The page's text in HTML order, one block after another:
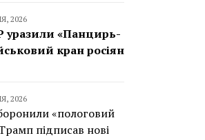
2026
уразили «Панцирь-
кран росіян
2026
«пологовий
підписав нові